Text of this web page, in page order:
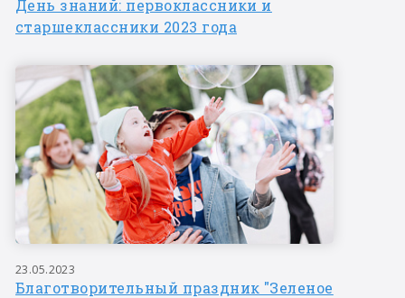
День знаний: первоклассники и
старшеклассники 2023 года
23.05.2023
Благотворительный праздник "Зеленое